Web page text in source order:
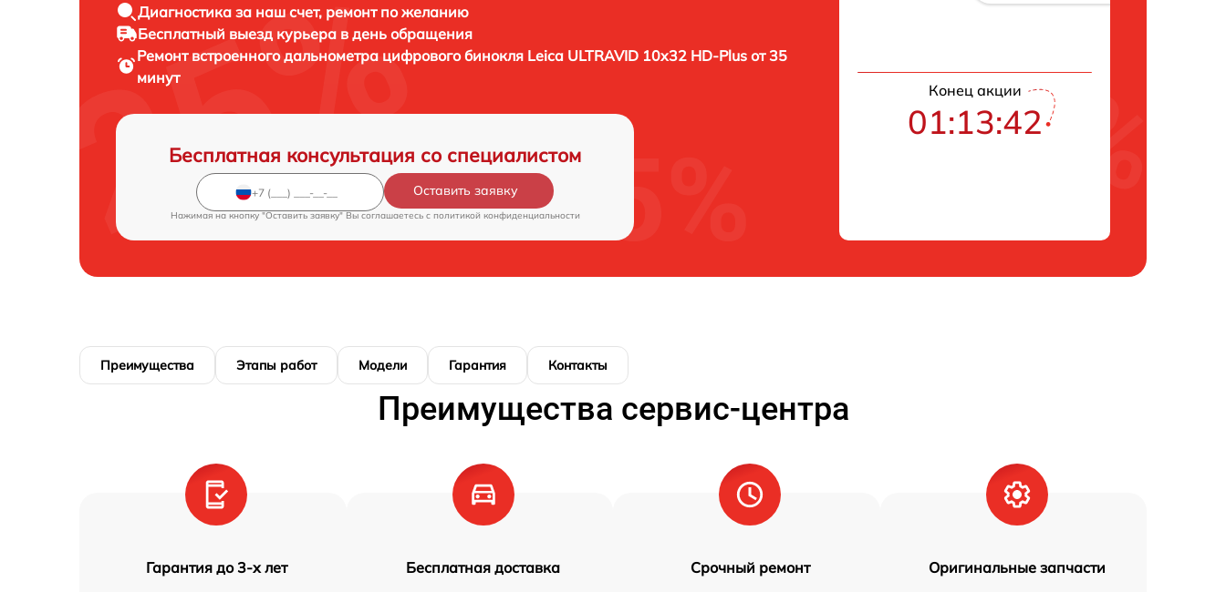
Диагностика за наш счет, ремонт по желанию
Бесплатный выезд курьера в день обращения
Ремонт встроенного дальнометра цифрового бинокля Leica ULTRAVID 10x32 HD-Plus от 35
минут
Бесплатная консультация со специалистом
Оставить заявку
Нажимая на кнопку "Оставить заявку" Вы соглашаетесь c политикой конфиденциальности
Конец акции
01:13:42
Преимущества Этапы работ Модели Гарантия Контакты
Преимущества сервис-центра
Гарантия до 3-х лет Бесплатная доставка Срочный ремонт Оригинальные запчасти